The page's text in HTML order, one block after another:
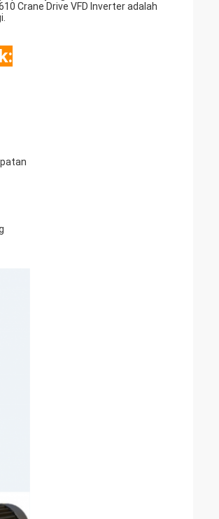
Crane Drive VFD Inverter adalah